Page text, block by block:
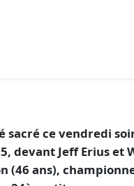
sacré ce vendredi
devant Jeff Erius et
(46 ans),